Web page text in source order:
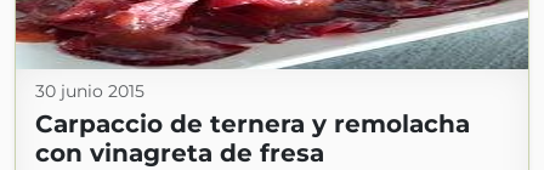
30 junio 2015
Carpaccio de ternera y remolacha
con vinagreta de fresa